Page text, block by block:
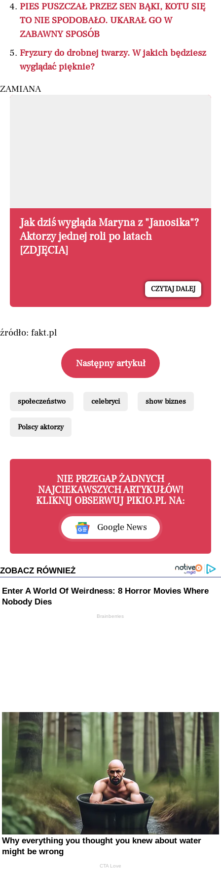
PIES PUSZCZAŁ PRZEZ SEN BĄKI, KOTU SIĘ
TO NIE SPODOBAŁO. UKARAŁ GO W
ZABAWNY SPOSÓB
Fryzury do drobnej twarzy. W jakich będziesz
wyglądać pięknie?
ZAMIANA
Jak dziś wygląda Maryna z "Janosika"?
Aktorzy jednej roli po latach
[ZDJĘCIA]
CZYTAJ DALEJ
źródło: fakt.pl
Następny artykuł
społeczeństwo celebryci show biznes
Polscy aktorzy
NIE PRZEGAP ŻADNYCH
NAJCIEKAWSZYCH ARTYKUŁÓW!
KLIKNIJ OBSERWUJ PIKIO.PL NA:
Google News
ZOBACZ RÓWNIEŻ
Enter A World Of Weirdness: 8 Horror Movies Where
Nobody Dies
Brainberries
Why everything you thought you knew about water
might be wrong
CTA Love